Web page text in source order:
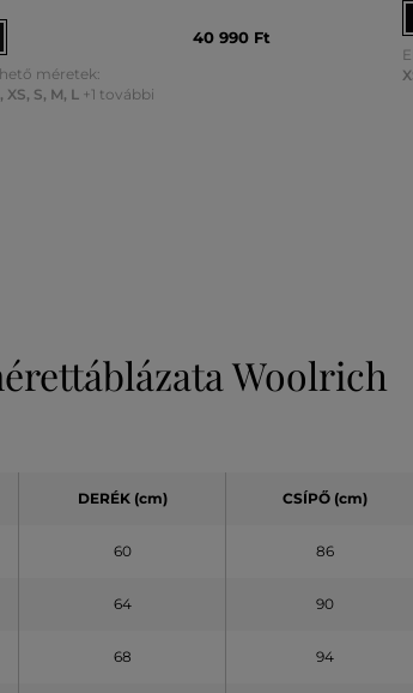
40 990 Ft
méretek:
, XS, S, M, L +1 további
Woolrich
DERÉK (cm) CSÍPŐ (cm)
60 86
64 90
68 94